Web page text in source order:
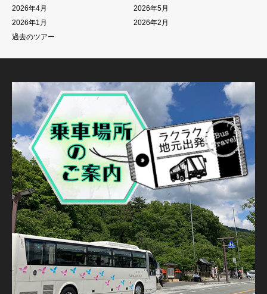
2026年4月
2026年5月
2026年1月
2026年2月
過去のツアー